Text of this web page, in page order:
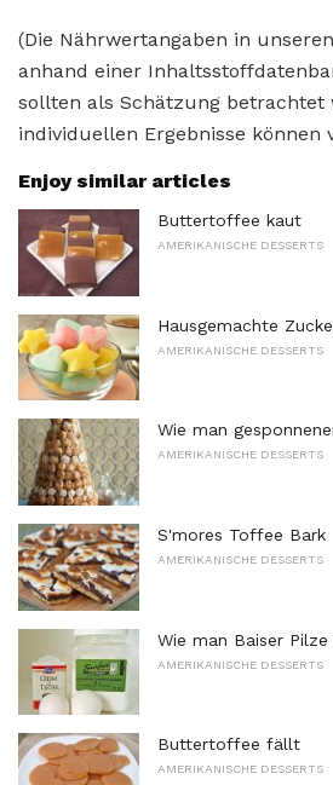
(Die Nährwertangaben in
anhand einer
sollten als Schätzung betrachtet
individuellen Ergebnisse können
Enjoy similar articles
Buttertoffee kaut
AMERIKANISCHE DESSERTS
Hausgemachte
AMERIKANISCHE DESSERTS
Wie man
AMERIKANISCHE DESSERTS
S'mores Toffee Bark
AMERIKANISCHE DESSERTS
Wie man Baiser
AMERIKANISCHE DESSERTS
Buttertoffee fällt
AMERIKANISCHE DESSERTS